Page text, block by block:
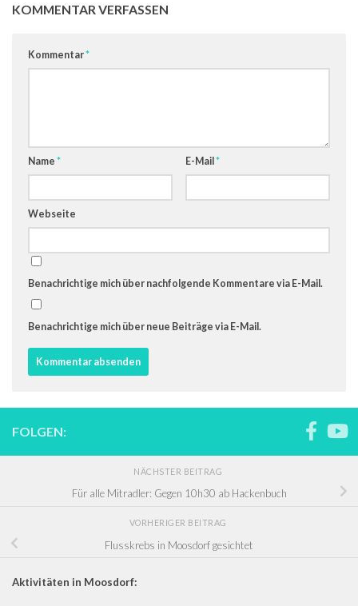
KOMMENTAR VERFASSEN
Kommentar*
Name * E-Mail*
Webseite
Benachrichtige mich über nachfolgende Kommentare via E-Mail.
Benachrichtige mich über neue Beiträge via E-Mail.
FOLGEN:
NÄCHSTER BEITRAG
Für alle Mitradler: Gegen 10h30 ab Hackenbuch
VORHERIGER BEITRAG
Flusskrebs in Moosdorf gesichtet
Aktivitäten in Moosdorf: